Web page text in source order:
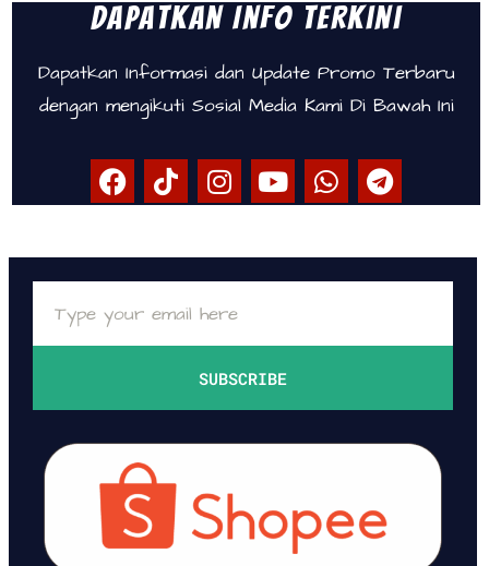
Dapatkan Info Terkini
Dapatkan Informasi dan Update Promo Terbaru
dengan mengikuti Sosial Media Kami Di Bawah Ini
SUBSCRIBE